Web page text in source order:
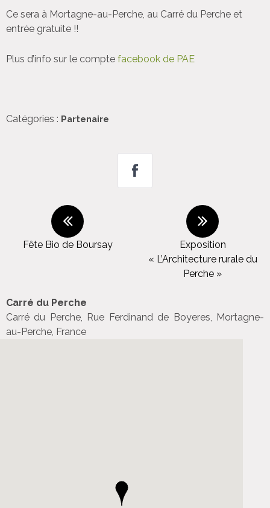
Ce sera à Mortagne-au-Perche, au Carré du Perche et
entrée gratuite !!
Plus d’info sur le compte facebook de PAE
Catégories : Partenaire
Fête Bio de Boursay
Exposition
« L’Architecture rurale du
Perche »
Carré du Perche
Carré du Perche, Rue Ferdinand de Boyeres, Mortagne-
au-Perche, France